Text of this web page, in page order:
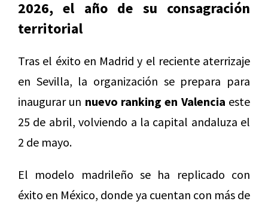
2026, el año de su consagración
territorial
Tras el éxito en Madrid y el reciente aterrizaje
en Sevilla, la organización se prepara para
inaugurar un nuevo ranking en Valencia este
25 de abril, volviendo a la capital andaluza el
2 de mayo.
El modelo madrileño se ha replicado con
éxito en México, donde ya cuentan con más de